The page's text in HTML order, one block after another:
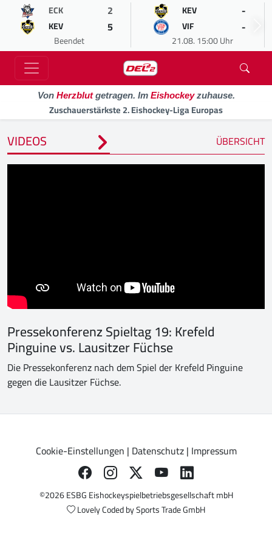
ECK 2
KEV 5
Beendet
KEV -
VIF -
21.08. 15:00 Uhr
Von Herzblutgetragen. Im Eishockeyzuhause.
Zuschauerstärkste 2. Eishockey-Liga Europas
VIDEOS ÜBERSICHT
Pressekonferenz Spieltag 19: Krefeld
Pinguine vs. Lausitzer Füchse
Die Pressekonferenz nach dem Spiel der Krefeld Pinguine
gegen die Lausitzer Füchse.
Cookie-Einstellungen | Datenschutz| Impressum
©2026 ESBG Eishockeyspielbetriebsgesellschaft mbH
Lovely Coded bySports Trade GmbH